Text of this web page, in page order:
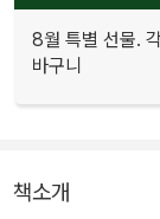
8월 특별 선물.
바구니
책소개